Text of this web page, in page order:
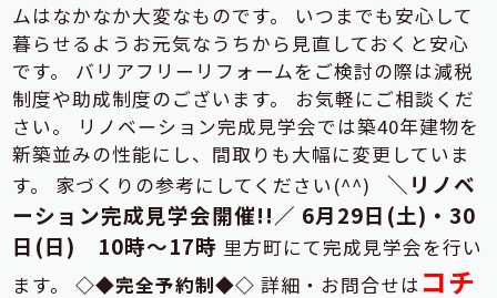
ムはなかなか大変なものです。 いつまでも安心して
暮らせるようお元気なうちから見直しておくと安心
です。 バリアフリーリフォームをご検討の際は減税
制度や助成制度のございます。 お気軽にご相談くだ
さい。 リノベーション完成見学会では築40年建物を
新築並みの性能にし、間取りも大幅に変更していま
す。 家づくりの参考にしてください(^^)＼リノベ
ーション完成見学会開催!!／ 6月29日(土)・30
日(日) 10時～17時 里方町にて完成見学会を行い
ます。◇◆完全予約制◆◇ 詳細・お問合せは コチ